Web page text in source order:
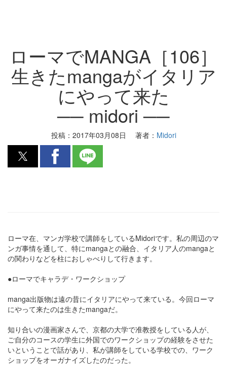
ローマでMANGA［106］
生きたmangaがイタリア
にやって来た
── midori ──
投稿： 2017年03月08日 著者： Midori
ローマ在、マンガ学校で講師をしているMidoriです。私の周辺のマ
ンガ事情を通して、特にmangaとの融合、イタリア人のmangaと
の関わりなどを柱におしゃべりして行きます。
●ローマでキャラデ・ワークショップ
manga出版物は遠の昔にイタリアにやって来ている。今回ローマ
にやって来たのは生きたmangaだ。
知り合いの漫画家さんで、京都の大学で准教授をしている人が、
ご自分のコースの学生に外国でのワークショップの経験をさせた
いということで話があり、私が講師をしている学校での、ワーク
ショップをオーガナイズしたのだった。